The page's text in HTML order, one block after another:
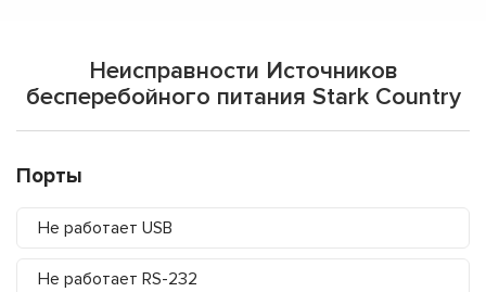
Неисправности Источников
бесперебойного питания Stark Country
Порты
Не работает USB
Не работает RS-232